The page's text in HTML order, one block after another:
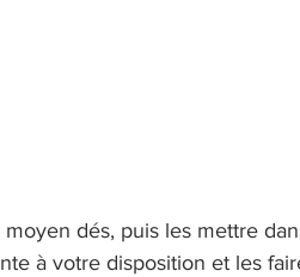
dés, puis les mettre
à votre disposition et les